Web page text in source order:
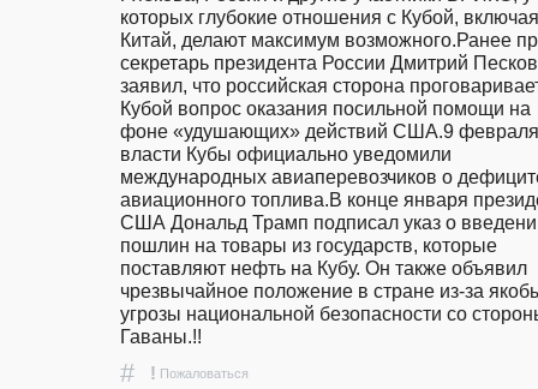
которых глубокие отношения с Кубой, включая
Китай, делают максимум возможного.Ранее
секретарь президента России Дмитрий Песков
заявил, что российская сторона
Кубой вопрос оказания посильной помощи на
фоне «удушающих» действий США.9 февраля
власти Кубы официально уведомили
международных авиаперевозчиков о
авиационного топлива.В конце января
США Дональд Трамп подписал указ о
пошлин на товары из государств, которые
поставляют нефть на Кубу. Он также объявил
чрезвычайное положение в стране из-за
угрозы национальной безопасности со
Гаваны.!!
# ! Пожаловаться